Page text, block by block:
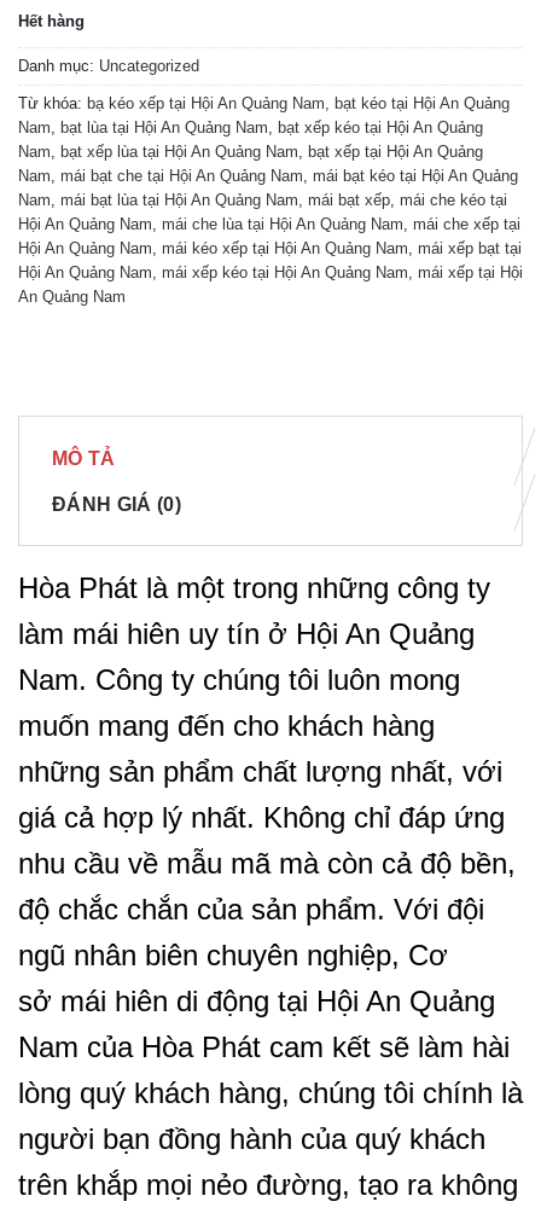
Hết hàng
Danh mục: Uncategorized
Từ khóa: bạ kéo xếp tại Hội An Quảng Nam, bạt kéo tại Hội An Quảng
Nam, bạt lùa tại Hội An Quảng Nam, bạt xếp kéo tại Hội An Quảng
Nam, bạt xếp lùa tại Hội An Quảng Nam, bạt xếp tại Hội An Quảng
Nam, mái bạt che tại Hội An Quảng Nam, mái bạt kéo tại Hội An Quảng
Nam, mái bạt lùa tại Hội An Quảng Nam, mái bạt xếp, mái che kéo tại
Hội An Quảng Nam, mái che lùa tại Hội An Quảng Nam, mái che xếp tại
Hội An Quảng Nam, mái kéo xếp tại Hội An Quảng Nam, mái xếp bạt tại
Hội An Quảng Nam, mái xếp kéo tại Hội An Quảng Nam, mái xếp tại Hội
An Quảng Nam
MÔ TẢ
ĐÁNH GIÁ (0)
Hòa Phát là một trong những công ty
làm mái hiên uy tín ở Hội An Quảng
Nam. Công ty chúng tôi luôn mong
muốn mang đến cho khách hàng
những sản phẩm chất lượng nhất, với
giá cả hợp lý nhất. Không chỉ đáp ứng
nhu cầu về mẫu mã mà còn cả độ bền,
độ chắc chắn của sản phẩm. Với đội
ngũ nhân biên chuyên nghiệp, Cơ
sở mái hiên di động tại Hội An Quảng
Nam của Hòa Phát cam kết sẽ làm hài
lòng quý khách hàng, chúng tôi chính là
người bạn đồng hành của quý khách
trên khắp mọi nẻo đường, tạo ra không